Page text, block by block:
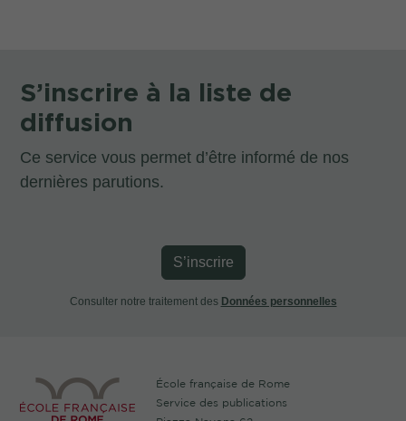
S’inscrire à la liste de
diffusion
Ce service vous permet d’être informé de nos
dernières parutions.
S’inscrire
Consulter notre traitement des Données personnelles
École française de Rome
Service des publications